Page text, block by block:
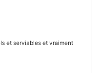
et serviables et vraiment